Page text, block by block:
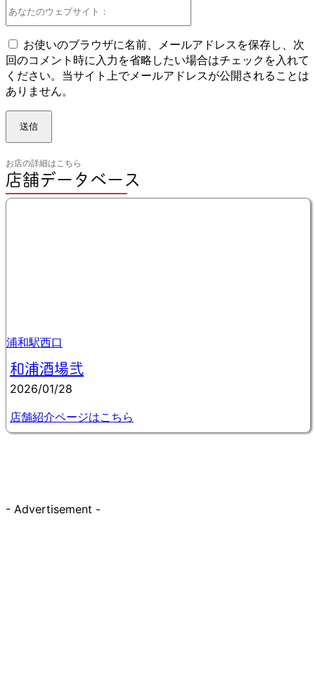
の
ウ
ェ
お使いのブラウザに名前、メールアドレスを保存し、次
回のコメント時に入力を省略したい場合はチェックを入れて
ください。当サイト上でメールアドレスが公開されることは
ありません。
店舗データベース
お店の詳細はこちら
浦和駅西口
和浦酒場弐
2026/01/28
店舗紹介ページはこちら
- Advertisement -